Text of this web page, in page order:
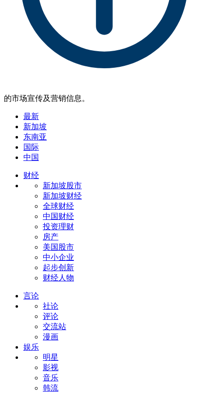
的市场宣传及营销信息。
最新
新加坡
东南亚
国际
中国
财经
新加坡股市
新加坡财经
全球财经
中国财经
投资理财
房产
美国股市
中小企业
起步创新
财经人物
言论
社论
评论
交流站
漫画
娱乐
明星
影视
音乐
韩流